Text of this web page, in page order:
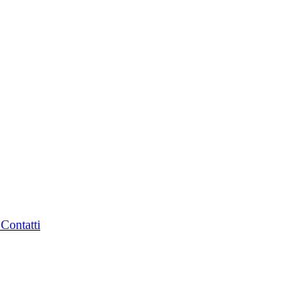
Contatti